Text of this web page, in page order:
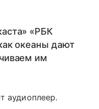
«РБК
океаны дают
им
аудиоплеер.